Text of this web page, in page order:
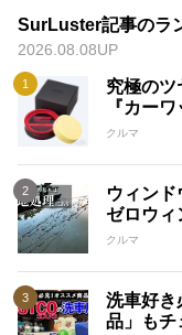
SurLuster記事のラ
2026.08.08UP
究極のツ
『カー
クルマ
ウィンド
ゼロウィ
クルマ
洗車好き
品」もチ